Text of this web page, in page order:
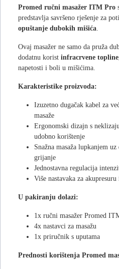
Promed ručni masažer ITM Pro
predstavlja savršeno rješenje za
opuštanje dubokih mišića
Ovaj masažer ne samo da pruža
dodatnu korist infracrvene topline
napetosti i boli u mišićima.
Karakteristike proizvoda:
Izuzetno dugačak kabel za
masaže
Ergonomski dizajn s
udobno korištenje
Snažna masaža lupkanjem
grijanje
Jednostavna regulacija
Više nastavaka za akupresuru
U pakiranju dolazi:
1x ručni masažer Promed
4x nastavci za masažu
1x priručnik s uputama
Prednosti korištenja Promed